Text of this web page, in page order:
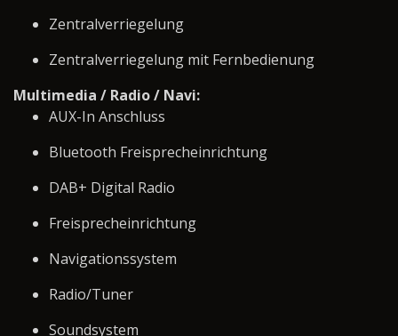
Zentralverriegelung
Zentralverriegelung mit Fernbedienung
Multimedia / Radio / Navi:
AUX-In Anschluss
Bluetooth Freisprecheinrichtung
DAB+ Digital Radio
Freisprecheinrichtung
Navigationssystem
Radio/Tuner
Soundsystem